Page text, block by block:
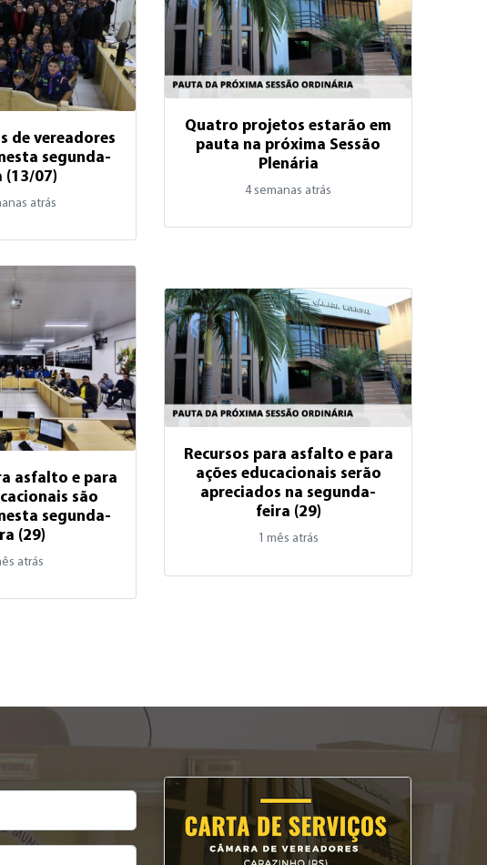
de vereadores
segunda-
(13/07)
atrás
Quatro projetos estarão em
pauta na próxima Sessão
Plenária
4 semanas atrás
asfalto e para
são
segunda-
(29)
atrás
Recursos para asfalto e para
ações educacionais serão
apreciados na segunda-
feira (29)
1 mês atrás